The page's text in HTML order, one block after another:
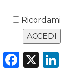
Ricordami
X